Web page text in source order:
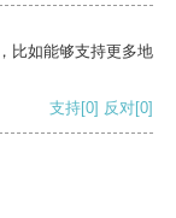
比如能够支持更多地
支持[0] 反对[0]